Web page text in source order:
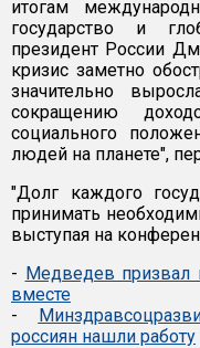
итогам
государство и
президент России
кризис заметно
значительно
сокращению
социального
людей на планете",
"Долг каждого
принимать
выступая на
- Медведев призвал
вместе
-
россиян нашли работу